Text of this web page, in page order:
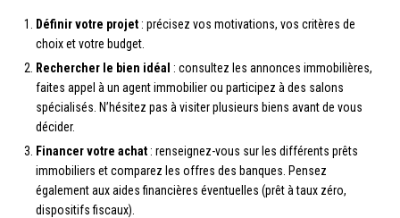
Définir votre projet : précisez vos motivations, vos critères de
choix et votre budget.
Rechercher le bien idéal : consultez les annonces immobilières,
faites appel à un agent immobilier ou participez à des salons
spécialisés. N’hésitez pas à visiter plusieurs biens avant de vous
décider.
Financer votre achat : renseignez-vous sur les différents prêts
immobiliers et comparez les offres des banques. Pensez
également aux aides financières éventuelles (prêt à taux zéro,
dispositifs fiscaux).